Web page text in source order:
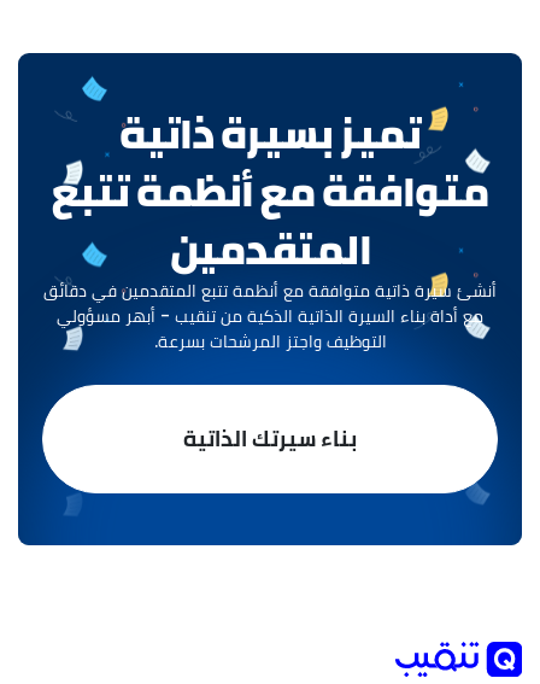
تميز بسيرة ذاتية
متوافقة مع أنظمة تتبع
المتقدمين
أنشئ سيرة ذاتية متوافقة مع أنظمة تتبع المتقدمين في دقائق
مع أداة بناء السيرة الذاتية الذكية من تنقيب - أبهر مسؤولي
التوظيف واجتز المرشحات بسرعة.
بناء سيرتك الذاتية